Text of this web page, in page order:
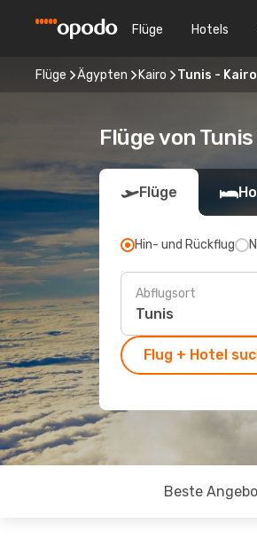
Flüge Hotels
Flüge Ägypten Kairo Tunis - Kairo
Flüge von
Flüge
Hin- und Rückflug
Abflugsort
Flug + Hotel
Beste